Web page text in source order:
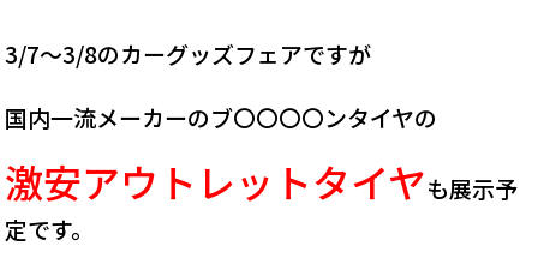
3/7～3/8のカーグッズフェアですが
国内一流メーカーのブ〇〇〇〇ンタイヤの
激安アウトレットタイヤも展示予
定です。